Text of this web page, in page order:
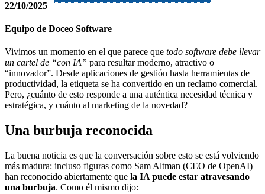
22/10/2025
Equipo de Doceo Software
Vivimos un momento en el que parece que todo software debe llevar
un cartel de “con IA” para resultar moderno, atractivo o
“innovador”. Desde aplicaciones de gestión hasta herramientas de
productividad, la etiqueta se ha convertido en un reclamo comercial.
Pero, ¿cuánto de esto responde a una auténtica necesidad técnica y
estratégica, y cuánto al marketing de la novedad?
Una burbuja reconocida
La buena noticia es que la conversación sobre esto se está volviendo
más madura: incluso figuras como Sam Altman (CEO de OpenAI)
han reconocido abiertamente que la IA puede estar atravesando
una burbuja. Como él mismo dijo: